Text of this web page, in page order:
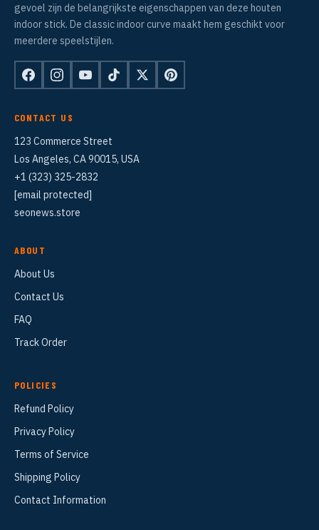
gevoel zijn de belangrijkste eigenschappen van deze houten
indoor stick. De classic indoor curve maakt hem geschikt voor
meerdere speelstijlen.
CONTACT US
123 Commerce Street
Los Angeles, CA 90015, USA
+1 (323) 325-2832
[email protected]
seonews.store
ABOUT
About Us
Contact Us
FAQ
Track Order
POLICIES
Refund Policy
Privacy Policy
Terms of Service
Shipping Policy
Contact Information